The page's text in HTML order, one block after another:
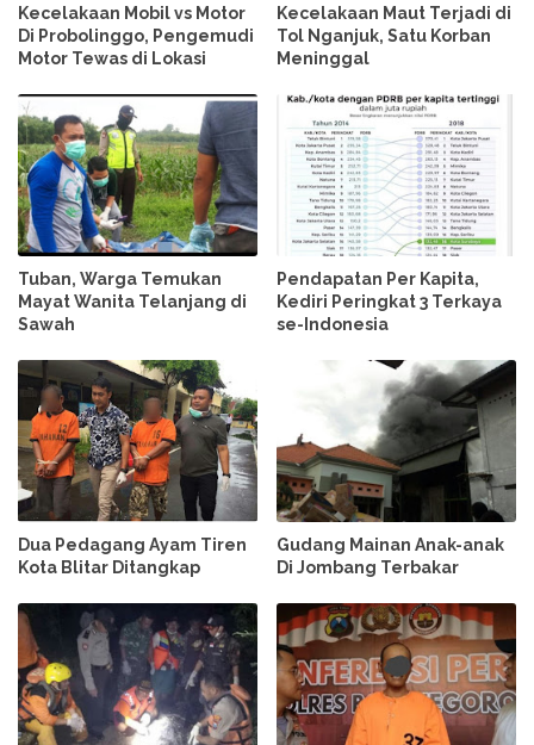
Kecelakaan Mobil vs Motor
Di Probolinggo, Pengemudi
Motor Tewas di Lokasi
Kecelakaan Maut Terjadi di
Tol Nganjuk, Satu Korban
Meninggal
Tuban, Warga Temukan
Mayat Wanita Telanjang di
Sawah
Pendapatan Per Kapita,
Kediri Peringkat 3 Terkaya
se-Indonesia
Dua Pedagang Ayam Tiren
Kota Blitar Ditangkap
Gudang Mainan Anak-anak
Di Jombang Terbakar